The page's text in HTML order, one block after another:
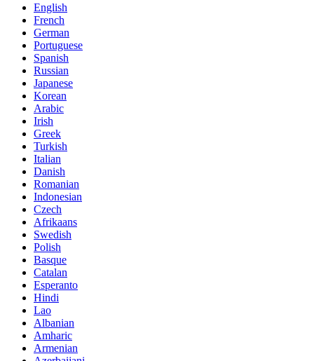
English
French
German
Portuguese
Spanish
Russian
Japanese
Korean
Arabic
Irish
Greek
Turkish
Italian
Danish
Romanian
Indonesian
Czech
Afrikaans
Swedish
Polish
Basque
Catalan
Esperanto
Hindi
Lao
Albanian
Amharic
Armenian